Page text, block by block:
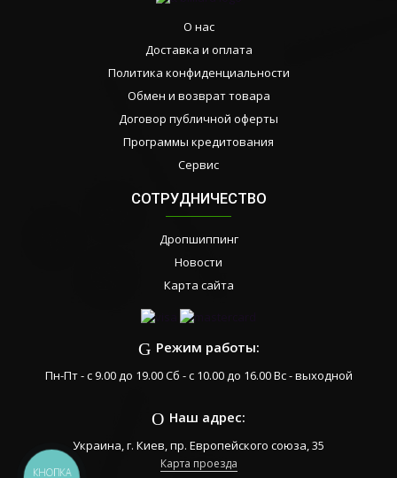
О нас
Доставка и оплата
Политика конфиденциальности
Обмен и возврат товара
Договор публичной оферты
Программы кредитования
Сервис
СОТРУДНИЧЕСТВО
Дропшиппинг
Новости
Карта сайта
Режим работы:
Пн-Пт - с 9.00 до 19.00 Сб - с 10.00 до 16.00 Вс - выходной
Наш адрес:
Украина, г. Киев, пр. Европейского союза, 35
Карта проезда
КНОПКА